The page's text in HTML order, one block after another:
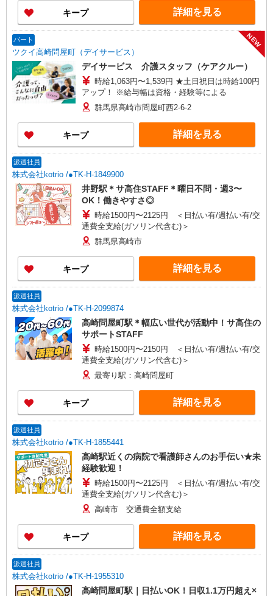
キープ 詳細を見る
パート
ツクイ高崎問屋町（デイサービス）
NEW
デイサービス 介護スタッフ（ケアクルー）
時給1,063円〜1,539円 ★土日祝日は時給100円
アップ！ ※給与幅は資格・経験等による
群馬県高崎市問屋町西2-6-2
キープ 詳細を見る
派遣社員
株式会社kotrio /●TK-H-1849900
井野駅＊サ高住STAFF＊曜日不問・週3〜
OK！働きやすさ◎
時給1500円〜2125円 ＜日払い有/週払い有/交
通費全支給(ガソリン代含む)＞
群馬県高崎市
キープ 詳細を見る
派遣社員
株式会社kotrio /●TK-H-2099874
高崎問屋町駅＊幅広い世代が活動中！サ高住の
サポートSTAFF
時給1500円〜2150円 ＜日払い有/週払い有/交
通費全支給(ガソリン代含む)＞
最寄り駅：高崎問屋町
キープ 詳細を見る
派遣社員
株式会社kotrio /●TK-H-1855441
高崎駅近くの病院で看護師さんのお手伝い★未
経験歓迎！
時給1500円〜2125円 ＜日払い有/週払い有/交
通費全支給(ガソリン代含む)＞
高崎市 交通費全額支給
キープ 詳細を見る
派遣社員
株式会社kotrio /●TK-H-1955310
高崎問屋町駅｜日払いOK！日収1.1万円超え×